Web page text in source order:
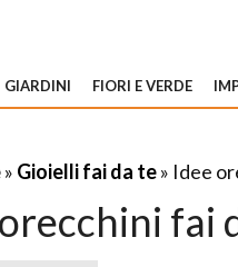
GIARDINI FIORI E VERDE
» Gioielli fai da te» Idee
fai